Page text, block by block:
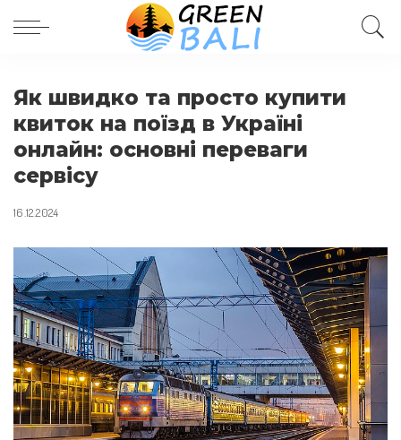
Як швидко та просто купити
квиток на поїзд в Україні
онлайн: основні переваги
сервісу
16.12.2024